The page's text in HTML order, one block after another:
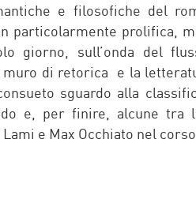
e filosofiche del
particolarmente prolifica,
giorno, sull’onda del
muro di retorica e la
sguardo alla
e, per finire, alcune tra
e Max Occhiato nel